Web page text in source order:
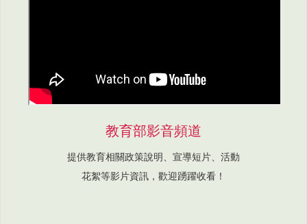
教育部影音頻道
提供教育相關政策說明、宣導短片、活動
花絮等影片資訊，歡迎踴躍收看！